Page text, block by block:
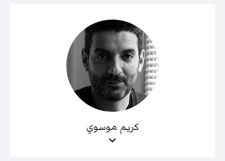
كريم موسوي